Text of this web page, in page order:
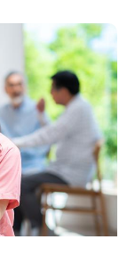
ン高く働きた
取得を目指し
後の転職/職場
えて働きた
コンサルタン
くお願いしま
ィルオブ介
慮なく＊
問い合わせ/ご
渉など完全無